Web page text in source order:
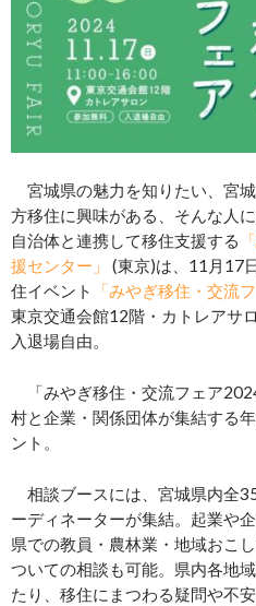
宮城県の魅力を知りたい、宮
方移住に興味がある、そんな人
自治体と連携して移住支援する
援センター」
(東京)は、11月17
住イベント
「みやぎ移住・交流
東京交通会館12階・カトレアサ
入退場自由。
「みやぎ移住・交流フェア
村と企業・関係団体が集結する
ント。
相談ブースには、宮城県内全
ーディネーターが集結。起業や
県での教員・農林業・地域おこ
ついての相談も可能。県内各地
たり、移住にまつわる疑問や不